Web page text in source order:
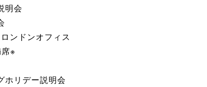
明会
ンドンオフィス
※
ホリデー説明会